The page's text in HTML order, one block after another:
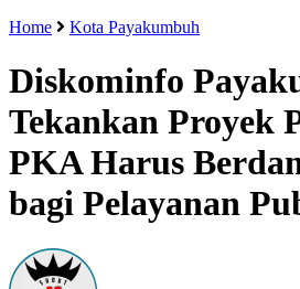
Home Kota Payakumbuh
Diskominfo
Tekankan Proyek
PKA Harus
bagi Pelayanan